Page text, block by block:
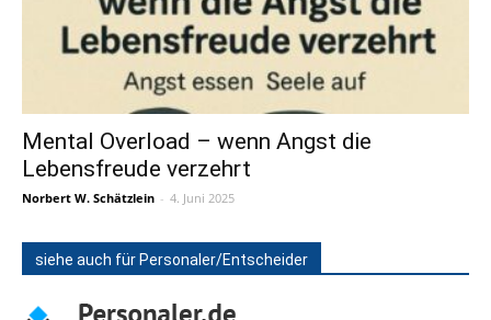
Mental Overload – wenn Angst die
Lebensfreude verzehrt
Norbert W. Schätzlein - 4. Juni 2025
siehe auch für Personaler/Entscheider